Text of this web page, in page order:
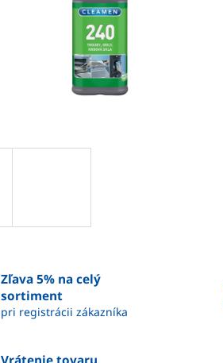
Zľava 5% na celý
sortiment
pri registrácii zákazníka